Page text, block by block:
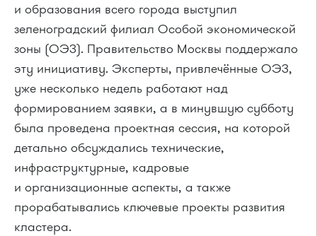
и образования всего города выступил
зеленоградский филиал Особой экономической
зоны (ОЭЗ). Правительство Москвы поддержало
эту инициативу. Эксперты, привлечённые ОЭЗ,
уже несколько недель работают над
формированием заявки, а в минувшую субботу
была проведена проектная сессия, на которой
детально обсуждались технические,
инфраструктурные, кадровые
и организационные аспекты, а также
прорабатывались ключевые проекты развития
кластера.